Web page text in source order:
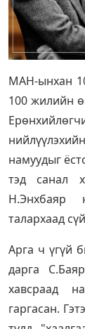
МАН-ынхан
100 жилийн
намуудыг
тэд санал
Н.Энхбаяр
талархаад
Арга ч үгүй
дарга
хавсраад
гаргасан.